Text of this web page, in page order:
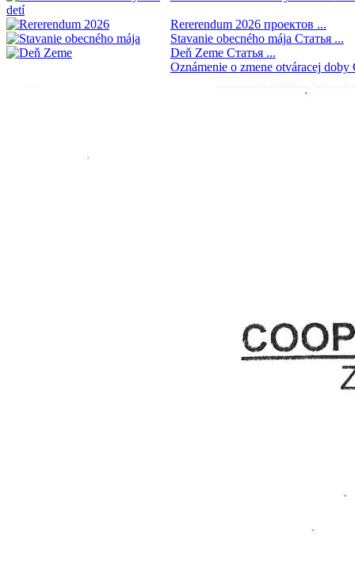
Rererendum 2026 проектов ...
Stavanie obecného mája Статья ...
Deň Zeme Статья ...
Oznámenie o zmene otváracej doby